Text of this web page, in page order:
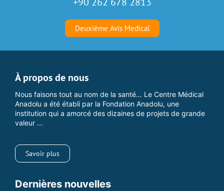
Deuxième Avis Medical
À propos de nous
Nous faisons tout au nom de la santé… Le Centre Médical
Anadolu a été établi par la Fondation Anadolu, une
institution qui a amorcé des dizaines de projets de grande
valeur ...
Savoir plus
Dernières nouvelles